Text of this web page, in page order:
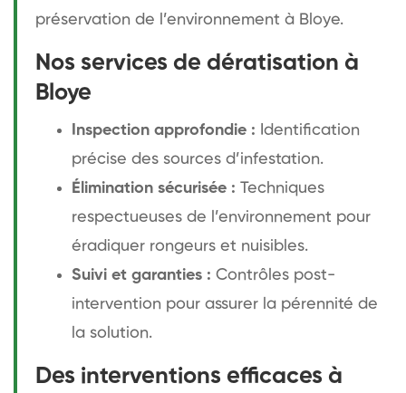
préservation de l’environnement à Bloye.
Nos services de dératisation à
Bloye
Inspection approfondie : Identification
précise des sources d’infestation.
Élimination sécurisée : Techniques
respectueuses de l’environnement pour
éradiquer rongeurs et nuisibles.
Suivi et garanties : Contrôles post-
intervention pour assurer la pérennité de
la solution.
Des interventions efficaces à